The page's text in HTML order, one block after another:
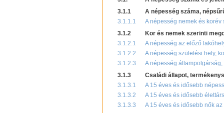
3.1.1
A népesség száma,
3.1.1.1
A népesség nemek és
3.1.2
Kor és nemek szerinti
3.1.2.1
A népesség az előző
3.1.2.2
A népesség születési hely,
3.1.2.3
A népesség
3.1.3
Családi állapot,
3.1.3.1
A 15 éves és idősebb
3.1.3.2
A 15 éves és idősebb
3.1.3.3
A 15 éves és idősebb nők